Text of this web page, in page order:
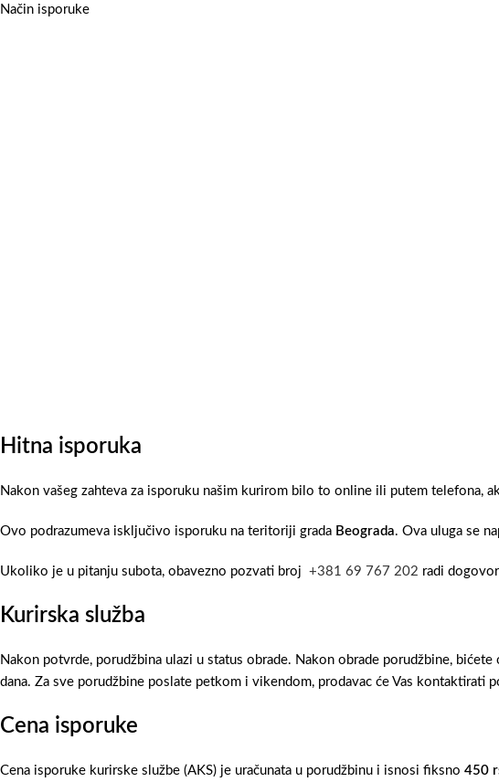
Način isporuke
Hitna isporuka
Nakon vašeg zahteva za isporuku našim kurirom bilo to online ili putem telefona,
Ovo podrazumeva isključivo isporuku na teritoriji grada Beograda. Ova uluga se
Ukoliko je u pitanju subota, obavezno pozvati broj +381 69 767 202 radi
Kurirska služba
Nakon potvrde, porudžbina ulazi u status obrade. Nakon obrade porudžbine,
dana. Za sve porudžbine poslate petkom i vikendom, prodavac će Vas
Cena isporuke
Cena isporuke kurirske službe (AKS) je uračunata u porudžbinu i isnosi fiksno 450